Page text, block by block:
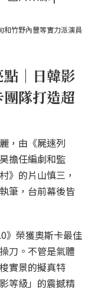
和竹野內豐等實力派演員
點｜日韓影
隊打造超
，由《屍速列
擔任編劇和監
》的片山慎三，
筆，台前幕後皆
》榮獲奧斯卡最佳
刀。不管是氣體
實景的擬真特
等級」的震撼精